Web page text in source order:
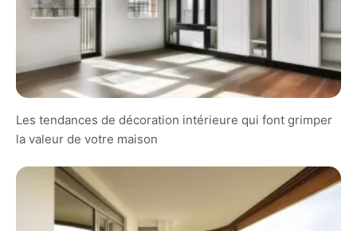
Les tendances de décoration intérieure qui font grimper
la valeur de votre maison